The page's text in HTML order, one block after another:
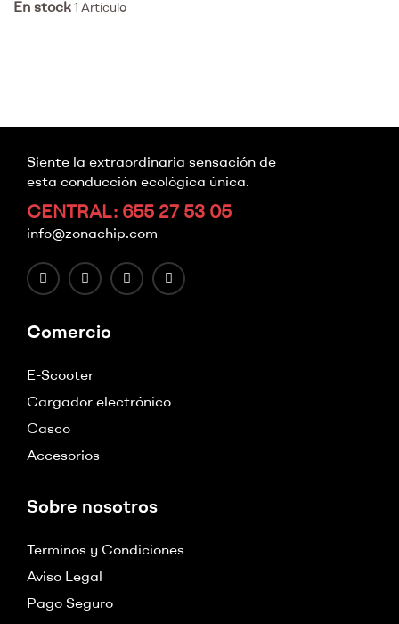
En stock 1 Artículo
Siente la extraordinaria sensación de
esta conducción ecológica única.
CENTRAL: 655 27 53 05
info@zonachip.com
Comercio
E-Scooter
Cargador electrónico
Casco
Accesorios
Sobre nosotros
Terminos y Condiciones
Aviso Legal
Pago Seguro